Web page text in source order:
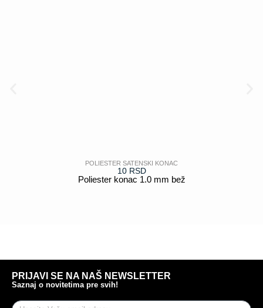
POLIESTER SATENSKI KONAC
10 RSD
Poliester konac 1.0 mm bež
PRIJAVI SE NA NAŠ NEWSLETTER
Saznaj o novitetima pre svih!